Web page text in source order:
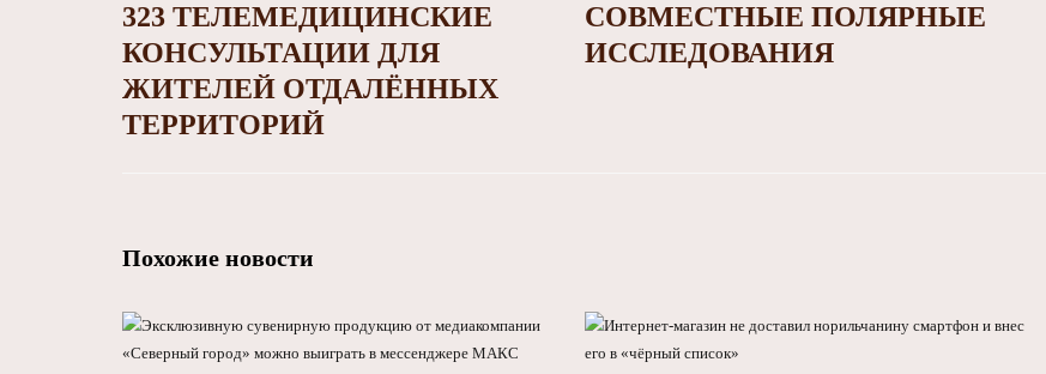
323 ТЕЛЕМЕДИЦИНСКИЕ
КОНСУЛЬТАЦИИ ДЛЯ
ЖИТЕЛЕЙ ОТДАЛЁННЫХ
ТЕРРИТОРИЙ
СОВМЕСТНЫЕ ПОЛЯРНЫЕ
ИССЛЕДОВАНИЯ
Похожие новости